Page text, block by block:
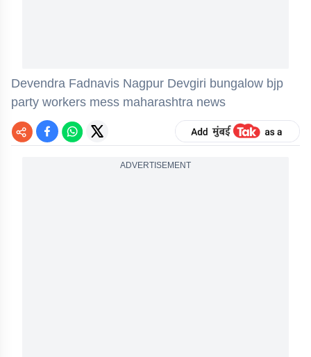
Devendra Fadnavis Nagpur Devgiri bungalow bjp
party workers mess maharashtra news
ADVERTISEMENT